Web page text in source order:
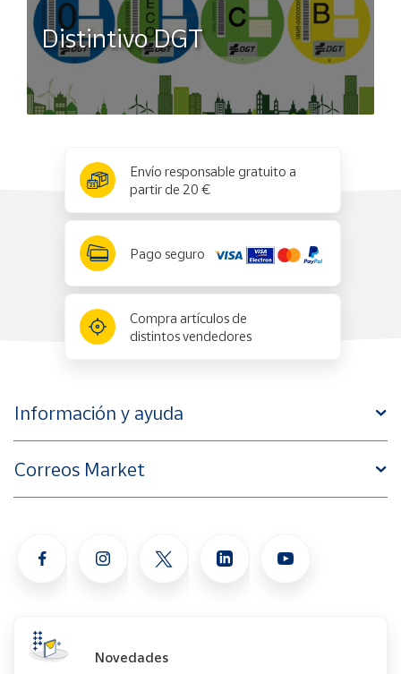
Distintivo DGT
Envío responsable gratuito a
partir de 20 €
Pago seguro
Compra artículos de
distintos vendedores
Información y ayuda
Correos Market
Novedades